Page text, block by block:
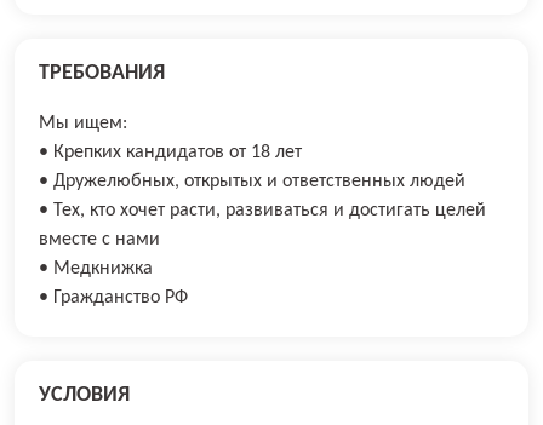
ТРЕБОВАНИЯ
Мы ищем:
• Крепких кандидатов от 18 лет
• Дружелюбных, открытых и ответственных людей
• Тех, кто хочет расти, развиваться и достигать целей
вместе с нами
• Медкнижка
• Гражданство РФ
УСЛОВИЯ